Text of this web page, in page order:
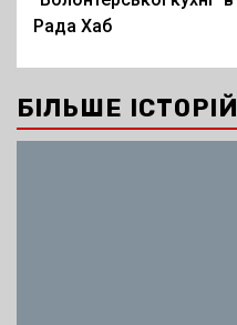
Рада Хаб
БІЛЬШЕ ІСТОРІЙ